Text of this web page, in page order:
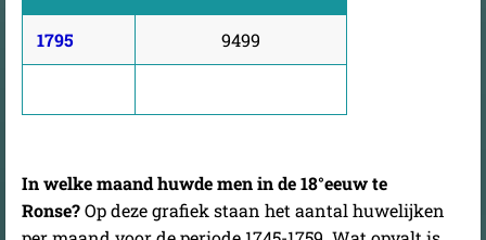
1795 9499
In welke maand huwde men in de 18°eeuw te
Ronse?Op deze grafiek staan het aantal huwelijken